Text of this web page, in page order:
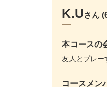
K.Uさん
本コースの
友人とプレー
コースメン